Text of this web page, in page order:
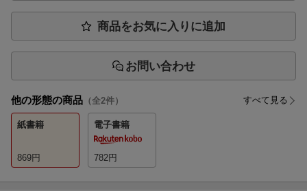
商品をお気に入りに追加
お問い合わせ
他の形態の商品 （全2件） すべて見る
紙書籍
869円
電子書籍
782円